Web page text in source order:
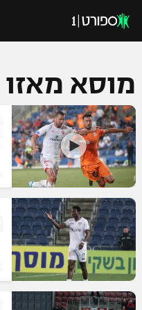
כדורגל ישראלי
ליגת העל
גביע הטוטו
ליגיונרים
גביע המדינה
כדורגל עולמי
ליגת האלופות
ליגה אירופית
ליגה אנגלית
כדורסל ישראלי
ליגת ווינר סל
ליגה לאומית
כדורסל עולמי
NBA
מוסא מאזו